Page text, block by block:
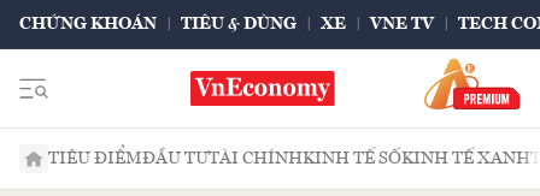
CHỨNG KHOÁN TIÊU & DÙNG XE VNE TV TECH
TIÊU ĐIỂMĐẦU TƯTÀI CHÍNHKINH TẾ SỐKINH TẾ XANH